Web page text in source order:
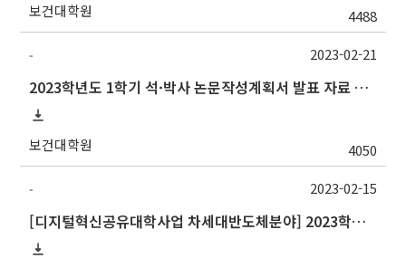
보건대학원 4488
-
2023학년도 1학기 석·박사 논문작성계획서 발표 자료 제출 및 발표 시간 안내
보건대학원 4050
2023-02-21
-
[디지털혁신공유대학사업 차세대반도체분야] 2023학년도 1학기 숭실대학교 교류 수학 안내
2023-02-15